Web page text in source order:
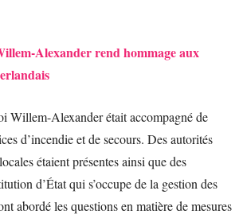
Alexander rend hommage aux
Willem-Alexander était accompagné de
d’incendie et de secours. Des autorités
étaient présentes ainsi que des
d’État qui s’occupe de la gestion des
abordé les questions en matière de mesures